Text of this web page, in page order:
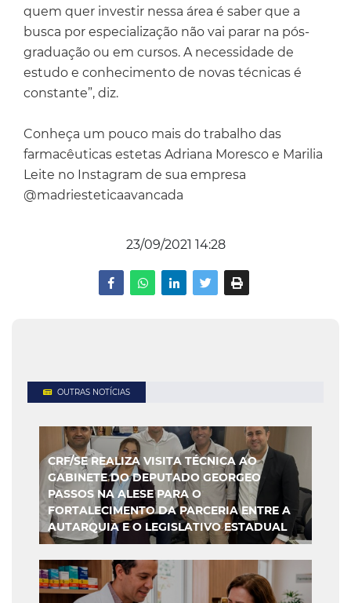
quem quer investir nessa área é saber que a
busca por especialização não vai parar na pós-
graduação ou em cursos. A necessidade de
estudo e conhecimento de novas técnicas é
constante”, diz.
Conheça um pouco mais do trabalho das
farmacêuticas estetas Adriana Moresco e Marilia
Leite no Instagram de sua empresa
@madriesteticaavancada
23/09/2021 14:28
OUTRAS NOTÍCIAS
CRF/SE REALIZA VISITA TÉCNICA AO
GABINETE DO DEPUTADO GEORGEO
PASSOS NA ALESE PARA O
FORTALECIMENTO DA PARCERIA ENTRE A
AUTARQUIA E O LEGISLATIVO ESTADUAL